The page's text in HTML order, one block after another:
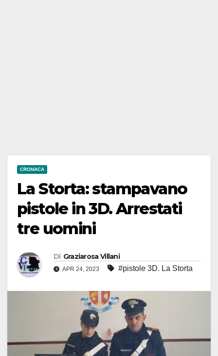
CRONACA
La Storta: stampavano
pistole in 3D. Arrestati
tre uomini
Di Graziarosa Villani
APR 24, 2023 #pistole 3D. La Storta